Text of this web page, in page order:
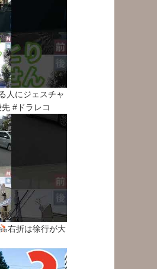
人にジェスチャ
#ドラレコ
右折は徐行が大